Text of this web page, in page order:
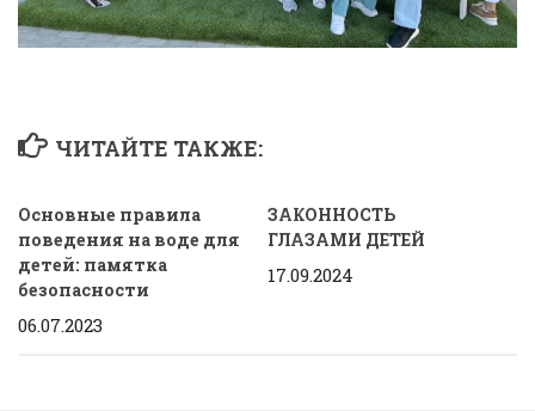
ЧИТАЙТЕ ТАКЖЕ:
Основные правила
поведения на воде для
детей: памятка
безопасности
06.07.2023
ЗАКОННОСТЬ
ГЛАЗАМИ ДЕТЕЙ
17.09.2024